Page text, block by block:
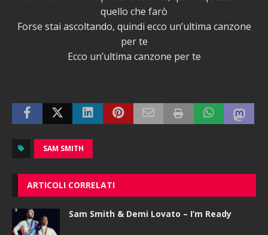
quello che farò
Forse stai ascoltando, quindi ecco un’ultima canzone
per te
Ecco un’ultima canzone per te
SAM SMITH
ARTICOLI CORRELATI
Sam Smith & Demi Lovato – I’m Ready